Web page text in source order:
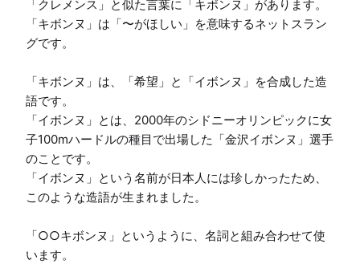
「クレメンス」と似た言葉に「キボンヌ」があります。
「キボンヌ」は「〜がほしい」を意味するネットスラン
グです。
「キボンヌ」は、「希望」と「イボンヌ」を合成した造
語です。
「イボンヌ」とは、2000年のシドニーオリンピックに女
子100mハードルの種目で出場した「金沢イボンヌ」選手
のことです。
「イボンヌ」という名前が日本人には珍しかったため、
このような造語が生まれました。
「○○キボンヌ」というように、名詞と組み合わせて使
います。